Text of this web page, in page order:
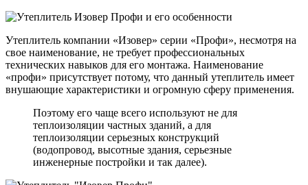
Утеплитель компании «Изовер» серии «Профи», несмотря на
свое наименование, не требует профессиональных
технических навыков для его монтажа. Наименование
«профи» присутствует потому, что данный утеплитель имеет
внушающие характеристики и огромную сферу применения.
Поэтому его чаще всего используют не для
теплоизоляции частных зданий, а для
теплоизоляции серьезных конструкций
(водопровод, высотные здания, серьезные
инженерные постройки и так далее).